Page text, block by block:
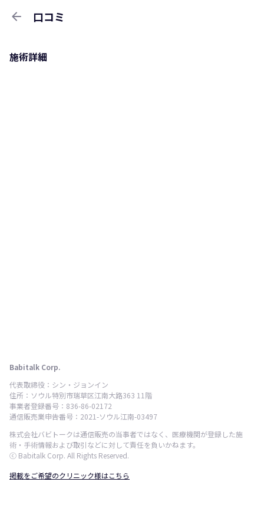
arrow_back 口コミ
施術詳細
Babitalk Corp.
代表取締役：シン・ジョンイン
住所：ソウル特別市瑞草区江南大路363 11階
事業者登録番号：836-86-02172
通信販売業申告番号：2021-ソウル江南-03497
株式会社バビトークは通信販売の当事者ではなく、医療機関が登録した施
術・手術情報および取引などに対して責任を負いかねます。
ⓒ Babitalk Corp. All Rights Reserved.
掲載をご希望のクリニック様はこちら